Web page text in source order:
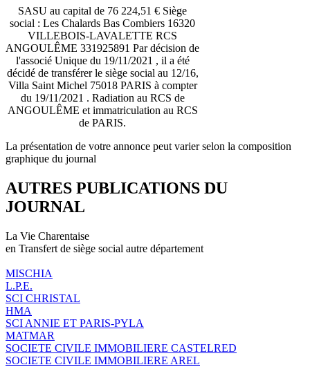
SASU au capital de 76 224,51 € Siège
social : Les Chalards Bas Combiers 16320
VILLEBOIS-LAVALETTE RCS
ANGOULÊME 331925891 Par décision de
l'associé Unique du 19/11/2021 , il a été
décidé de transférer le siège social au 12/16,
Villa Saint Michel 75018 PARIS à compter
du 19/11/2021 . Radiation au RCS de
ANGOULÊME et immatriculation au RCS
de PARIS.
La présentation de votre annonce peut varier selon la composition
graphique du journal
AUTRES PUBLICATIONS DU
JOURNAL
La Vie Charentaise
en Transfert de siège social autre département
MISCHIA
L.P.E.
SCI CHRISTAL
HMA
SCI ANNIE ET PARIS-PYLA
MATMAR
SOCIETE CIVILE IMMOBILIERE CASTELRED
SOCIETE CIVILE IMMOBILIERE AREL